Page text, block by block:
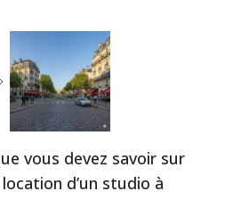
vous devez savoir sur
d’un studio à